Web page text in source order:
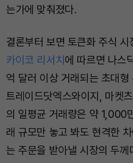
는가에 맞춰졌다.
결론부터 보면 토큰화 주식
카이코 리서치 에 따르면 나스
억 달러 이상 거래되는 초대
트레이드닷엑스와이지, 마켓
의 일평균 거래량은 약 1,000
래 규모만 놓고 봐도 현격한
는 주문을 받아낼 시장의 두